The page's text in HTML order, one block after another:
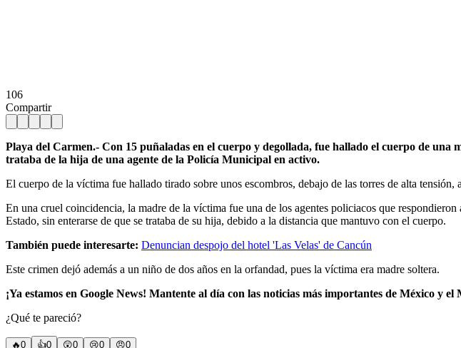
106
Compartir
Playa del Carmen.- Con 15 puñaladas en el cuerpo y degollada, fue hallado el cuerpo de
trataba de la hija de una agente de la Policía Municipal en activo.
El cuerpo de la víctima fue hallado tirado sobre unos escombros, debajo de las torres de alta
En una cruel coincidencia, la madre de la víctima fue una de los agentes policiacos que
Estado, sin enterarse de que se trataba de su hija, debido a la distancia que mantuvo con el cuerpo.
También puede interesarte: Denuncian despojo del hotel 'Las Velas' de Cancún
Este crimen dejó además a un niño de dos años en la orfandad, pues la víctima era madre soltera.
¡Ya estamos en Google News! Mantente al día con las noticias más importantes de México y el
¿Qué te pareció?
🔥0 👍0 😲0 😢0 😠0